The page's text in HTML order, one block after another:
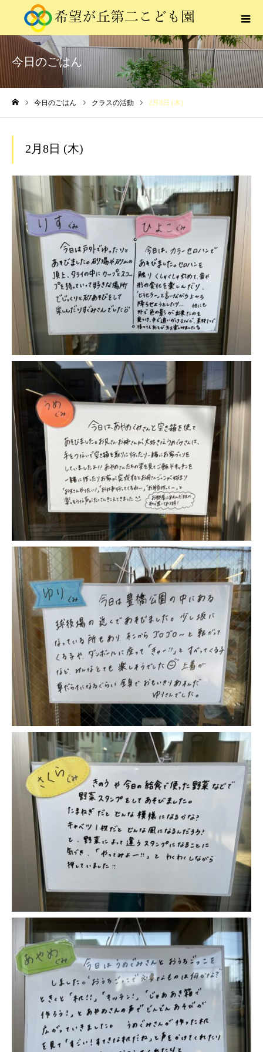
今日のごはん
今日のごはん クラスの活動 2月8日 (木)
2月8日 (木)